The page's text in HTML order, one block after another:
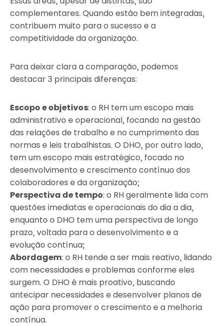
complementares. Quando estão bem integradas,
contribuem muito para o sucesso e a
competitividade da organização.
Para deixar clara a comparação, podemos
destacar 3 principais diferenças:
Escopo e objetivos: o RH tem um escopo mais
administrativo e operacional, focando na gestão
das relações de trabalho e no cumprimento das
normas e leis trabalhistas. O DHO, por outro lado,
tem um escopo mais estratégico, focado no
desenvolvimento e crescimento contínuo dos
colaboradores e da organização;
Perspectiva de tempo: o RH geralmente lida com
questões imediatas e operacionais do dia a dia,
enquanto o DHO tem uma perspectiva de longo
prazo, voltada para o desenvolvimento e a
evolução contínua;
Abordagem: o RH tende a ser mais reativo, lidando
com necessidades e problemas conforme eles
surgem. O DHO é mais proativo, buscando
antecipar necessidades e desenvolver planos de
ação para promover o crescimento e a melhoria
contínua.